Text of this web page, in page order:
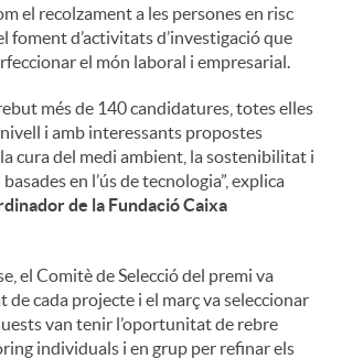
el recolzament a les persones en risc
foment d’activitats d’investigació que
el món laboral i empresarial.
més de 140 candidatures, totes elles
i amb interessants propostes
cura del medi ambient, la sostenibilitat i
en l’ús de tecnologia”, explica
de la Fundació Caixa
el Comitè de Selecció del premi va
cada projecte i el març va seleccionar
van tenir l’oportunitat de rebre
individuals i en grup per refinar els